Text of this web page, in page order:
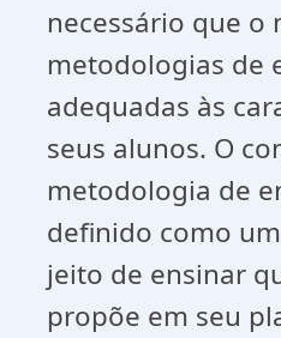
necessário que o
metodologias de
adequadas às
seus alunos. O
metodologia de
definido como
jeito de ensinar
propõe em seu